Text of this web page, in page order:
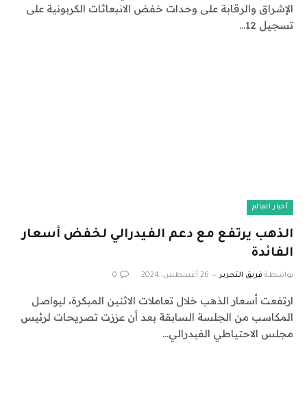
الإشراق والرقابة على وحدات خفض الانبعاثات الكربونية على
تسجيل 12…
أخبار العالم
الذهب يرتفع مع دعم الفيدرالي لخفض أسعار
الفائدة
بواسطة فريق التحرير 26 أغسطس، 2024 0
ارتفعت أسعار الذهب خلال تعاملات الاثنين المبكرة، ليواصل
المكاسب من الجلسة السابقة بعد أن عززت تصريحات لرئيس
مجلس الاحتياطي الفيدرالي…